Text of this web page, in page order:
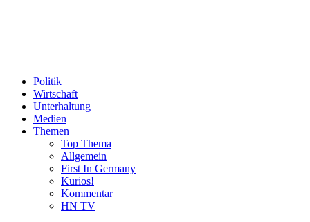
Politik
Wirtschaft
Unterhaltung
Medien
Themen
Top Thema
Allgemein
First In Germany
Kurios!
Kommentar
HN TV